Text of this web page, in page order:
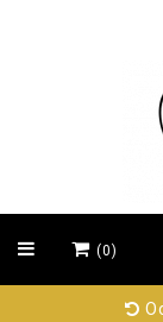
(0)